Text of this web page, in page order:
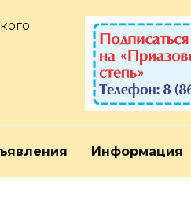
Информация